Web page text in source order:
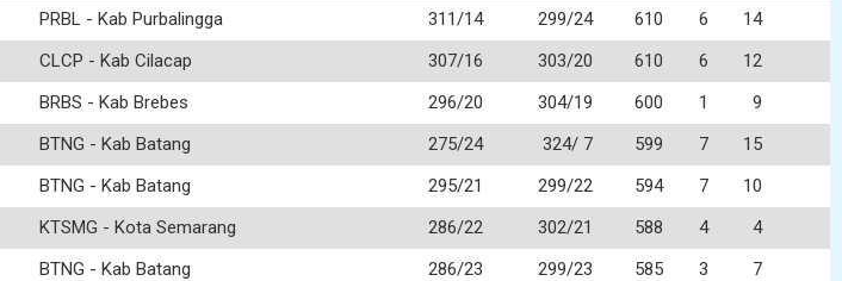
PRBL - Kab Purbalingga 311/14 299/24 610 6
14
CLCP - Kab Cilacap 307/16 303/20 610 6
12
BRBS - Kab Brebes 296/20 304/19 600 1
9
BTNG - Kab Batang 275/24 324/ 7 599 7
15
BTNG - Kab Batang 295/21 299/22 594 7
10
KTSMG - Kota Semarang 286/22 302/21 588 4
4
BTNG - Kab Batang 286/23 299/23 585 3
7